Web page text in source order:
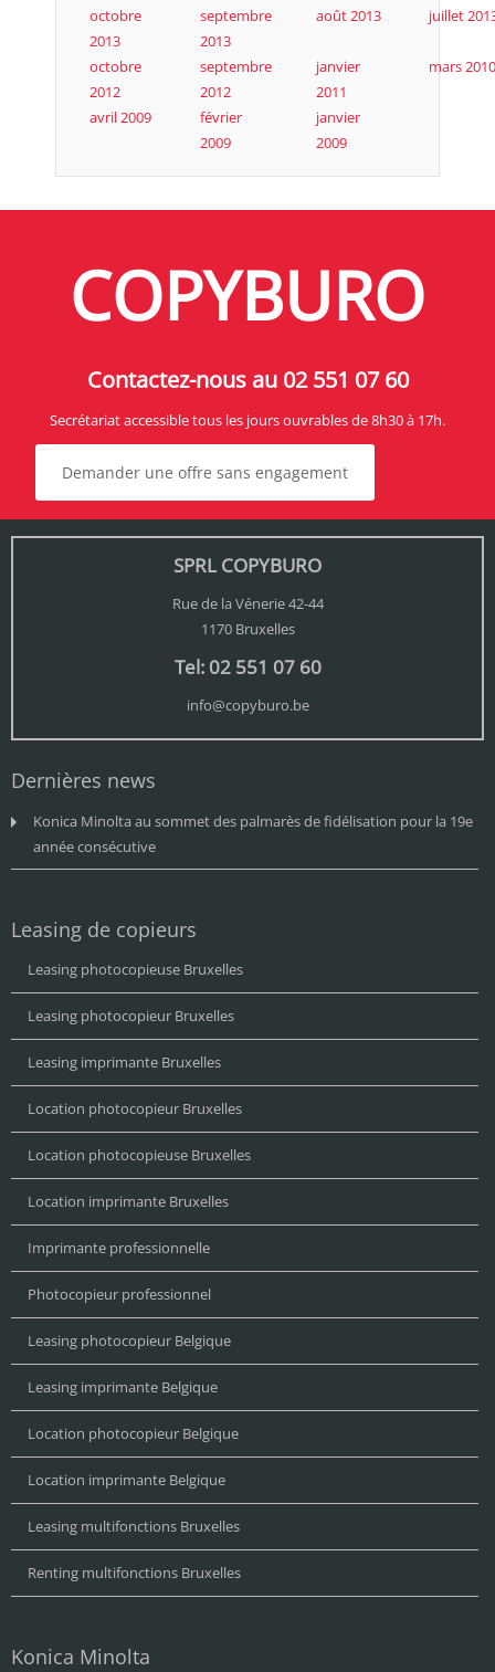
octobre
2013
septembre
2013
août 2013 juillet
octobre
2012
septembre
2012
janvier
2011
mars 2010
avril 2009
février
2009
janvier
2009
COPYBURO
Contactez-nous au 02 551 07 60
Secrétariat accessible tous les jours ouvrables de 8h30 à 17h.
Demander une offre sans engagement
SPRL COPYBURO
Rue de la Vénerie 42-44
1170 Bruxelles
Tel: 02 551 07 60
info@copyburo.be
Dernières news
Konica Minolta au sommet des palmarès de fidélisation pour la 19e
année consécutive
Leasing de copieurs
Leasing photocopieuse Bruxelles
Leasing photocopieur Bruxelles
Leasing imprimante Bruxelles
Location photocopieur Bruxelles
Location photocopieuse Bruxelles
Location imprimante Bruxelles
Imprimante professionnelle
Photocopieur professionnel
Leasing photocopieur Belgique
Leasing imprimante Belgique
Location photocopieur Belgique
Location imprimante Belgique
Leasing multifonctions Bruxelles
Renting multifonctions Bruxelles
Konica Minolta